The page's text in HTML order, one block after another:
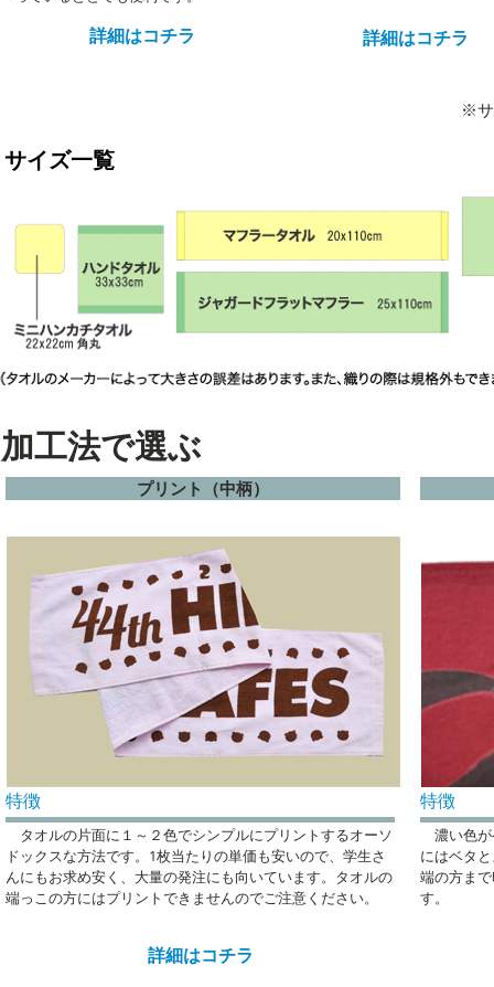
詳細はコチラ 詳細はコチラ
※サ
サイズ一覧
加工法で選ぶ
プリント（中柄）
特徴
タオルの片面に１～２色でシンプルにプリントするオーソ
ドックスな方法です。1枚当たりの単価も安いので、学生さ
んにもお求め安く、大量の発注にも向いています。タオルの
端っこの方にはプリントできませんのでご注意ください。
詳細はコチラ
特徴
濃い色が
にはベタ
端の方ま
す。